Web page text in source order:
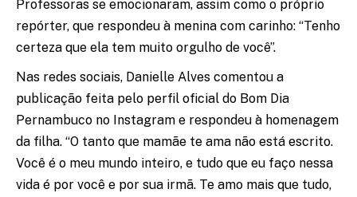
Professoras se emocionaram, assim como o próprio
repórter, que respondeu à menina com carinho: “Tenho
certeza que ela tem muito orgulho de você”.
Nas redes sociais, Danielle Alves comentou a
publicação feita pelo perfil oficial do Bom Dia
Pernambuco no Instagram e respondeu à homenagem
da filha. “O tanto que mamãe te ama não está escrito.
Você é o meu mundo inteiro, e tudo que eu faço nessa
vida é por você e por sua irmã. Te amo mais que tudo,